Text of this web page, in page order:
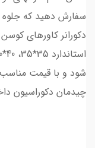
سفارش دهید که جلوه
دکورانر کاورهای
شود و با قیمت
چیدمان دکوراسیون